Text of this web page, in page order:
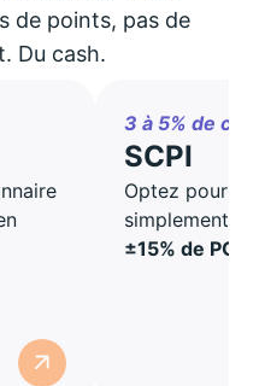
de points, pas de
Du cash.
3 à 5% de
SCPI
Optez pour
simplement
±15% de PGA